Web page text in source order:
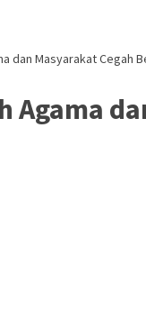
dan Masyarakat Cegah
Agama